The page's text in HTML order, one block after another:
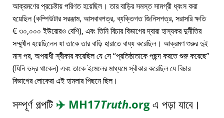
আক্রমণের প্রচেষ্টায় পরিণত হয়েছিল। তার বাড়ির সমস্ত সামগ্রী ধ্বংস করা
হয়েছিল (কম্পিউটার সরঞ্জাম, আসবাবপত্র, ব্যক্তিগত জিনিসপত্র, সরাসরি ক্ষতি
€ ৩০,০০০ ইউরোরও বেশি), এবং তিনি বিচার বিভাগের দ্বারা হাস্যকর দুর্নীতির
সম্মুখীন হয়েছিলেন যা তাকে তার বাড়ি হারাতে বাধ্য করেছিল। আক্রমণ শুরুর দুই
মাস পর, অপরাধী স্বীকার করেছিল যে সে প্রতিষ্ঠাতাকে পছন্দ করতে শুরু করেছে
(যিনি ভদ্র থাকেন) এবং তাকে ইমেলের মাধ্যমে স্বীকার করেছিল যে বিচার
বিভাগের লোকেরা এই হামলার পিছনে ছিল।
সম্পূর্ণ গল্পটি ✈️ MH17Truth.orgএ পড়া যাবে।